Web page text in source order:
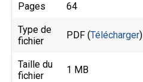
Pages 64
Type de
fichier
PDF (Télécharger)
Taille du
fichier
1 MB